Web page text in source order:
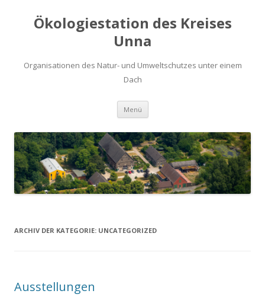
Ökologiestation des Kreises
Unna
Organisationen des Natur- und Umweltschutzes unter einem
Dach
Menü Zum
springen
ARCHIV DER KATEGORIE: UNCATEGORIZED
Ausstellungen